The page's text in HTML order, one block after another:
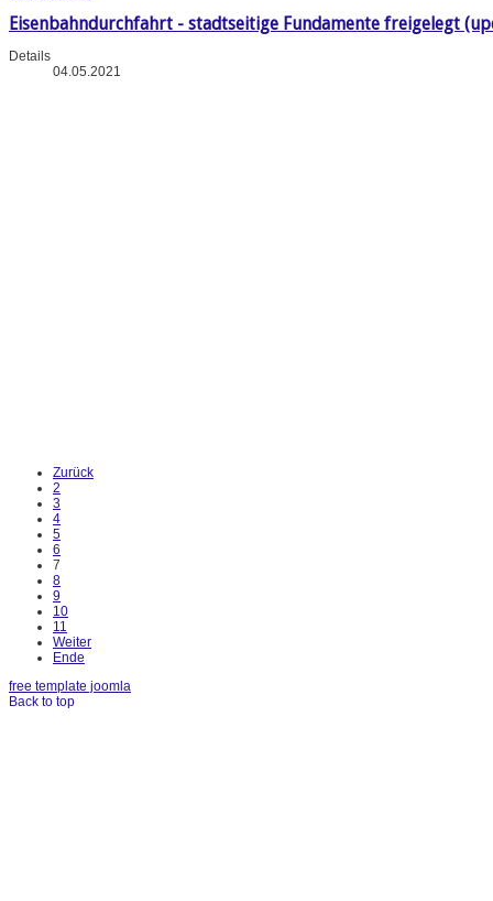
Eisenbahndurchfahrt - stadtseitige Fundamente freigelegt
Details
04.05.2021
Zurück
2
3
4
5
6
7
8
9
10
11
Weiter
Ende
free template joomla
Back to top